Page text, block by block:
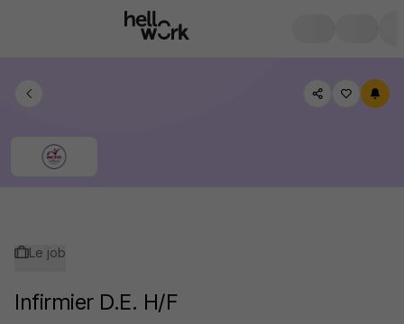
Le job
Infirmier D.E. H/F